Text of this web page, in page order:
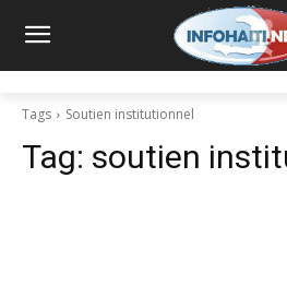
Tags Soutien institutionnel
Tag: soutien